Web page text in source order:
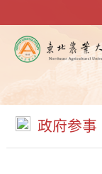
政府参事